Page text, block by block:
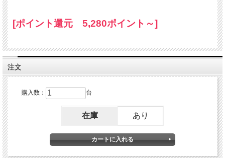
な超定電圧 分離DC電源
力：100～120Vac 50/60Hz、200～240Vac
出力：分離、整流、フィルタリング、25Vdc、
[ポイント還元 5,280ポイント～]
注文
購入数： 台
在庫 あり